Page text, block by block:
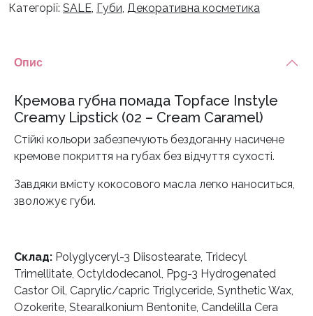
Instyle
(02
Cream
Caramel)
кількість
Категорії: SALE Губи Декоративна косметика
Опис
Кремова губна помада Topface Instyle
Creamy Lipstick (02 – Cream Caramel)
Стійкі кольори забезпечують бездоганну насичене
кремове покриття на губах без відчуття сухості.
Завдяки вмісту кокосового масла легко наноситься,
зволожує губи.
Склад: Polyglyceryl-3 Diisostearate, Tridecyl
Trimellitate, Octyldodecanol, Ppg-3 Hydrogenated
Castor Oil, Caprylic/capric Triglyceride, Synthetic Wax,
Ozokerite, Stearalkonium Bentonite, Candelilla Cera